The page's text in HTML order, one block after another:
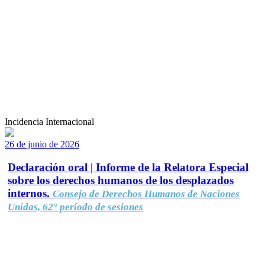
Incidencia Internacional
26 de junio de 2026
Declaración oral | Informe de la Relatora Especial
sobre los derechos humanos de los desplazados
internos. Consejo de Derechos Humanos de Naciones
Unidas, 62° período de sesiones